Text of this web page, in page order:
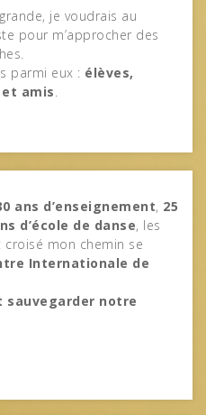
je voudrais au
pour m’approcher des
parmi eux : élèves,
amis.
ans d’enseignement, 25
d’école de danse, les
mon chemin se
Internationale de
sauvegarder notre